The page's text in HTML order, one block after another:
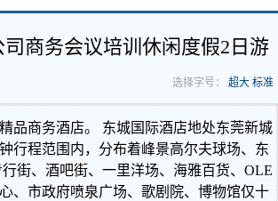
商务会议培训休闲度假2日游
选择字号： 超大 标准
品商务酒店。
东城国际酒店地处东莞新城
行程范围内，分布着峰景高尔夫球场、东
街、酒吧街、一里洋场、海雅百货、OLE
、市政府喷泉广场、歌剧院、博物馆仅十